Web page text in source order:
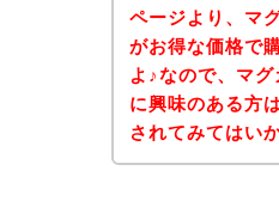
ページより、マ
がお得な価格で
よ♪なので、マ
に興味のある方
されてみてはい